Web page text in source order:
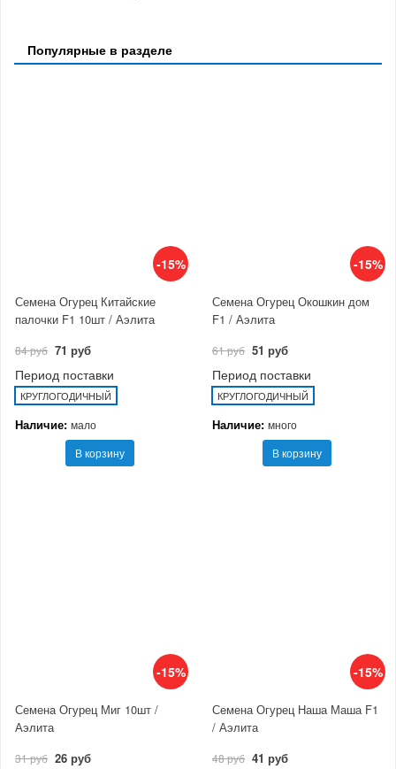
Популярные в разделе
-15%
Семена Огурец Китайские
палочки F1 10шт / Аэлита
84 руб 71 руб
Период поставки
КРУГЛОГОДИЧНЫЙ
Наличие: мало
В корзину
-15%
Семена Огурец Окошкин дом
F1 / Аэлита
61 руб 51 руб
Период поставки
КРУГЛОГОДИЧНЫЙ
Наличие: много
В корзину
-15%
Семена Огурец Миг 10шт /
Аэлита
31 руб 26 руб
-15%
Семена Огурец Наша Маша F1
/ Аэлита
48 руб 41 руб